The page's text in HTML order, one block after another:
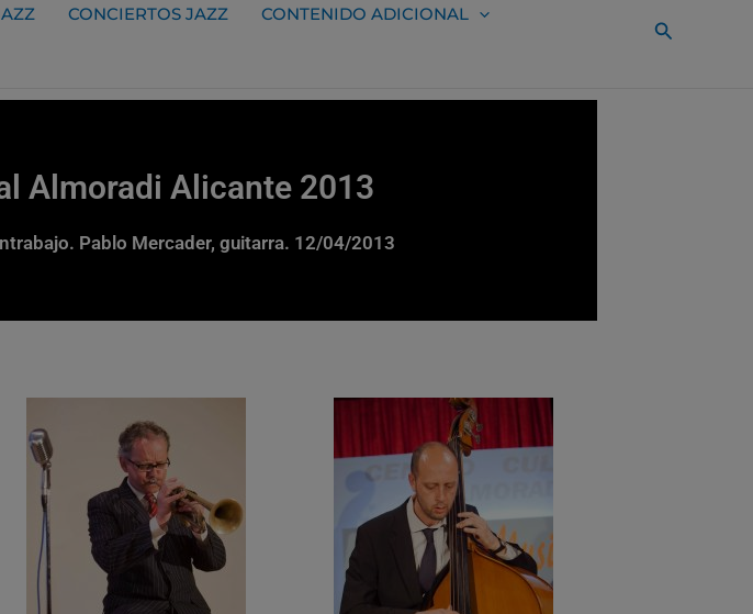
CONCIERTOS JAZZ
CONTENIDO ADICIONAL
Buscar
Almoradi Alicante 2013
Pablo Mercader, guitarra. 12/04/2013